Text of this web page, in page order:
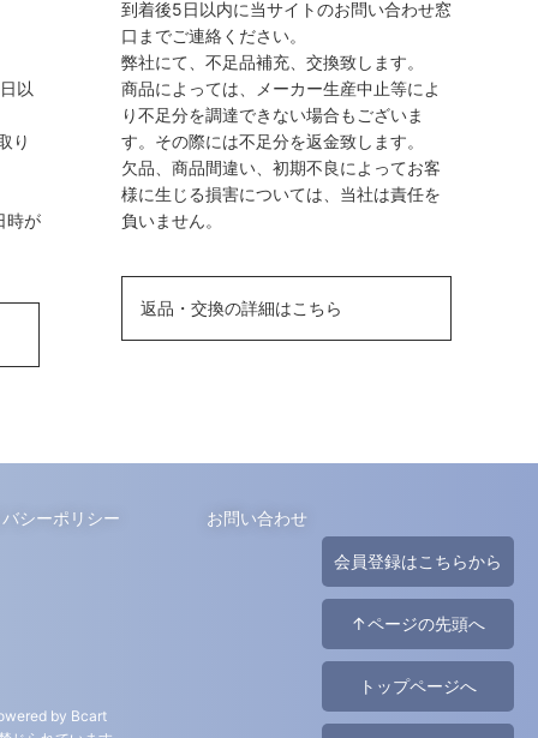
会員登録はこちらから
↑ページの先頭へ
トップページへ
以
り
時が
到着後5日以内に当サイトのお問い合わせ窓
口までご連絡ください。
弊社にて、不足品補充、交換致します。
商品によっては、メーカー生産中止等によ
り不足分を調達できない場合もございま
す。その際には不足分を返金致します。
欠品、商品間違い、初期不良によってお客
様に生じる損害については、当社は責任を
負いません。
返品・交換の詳細はこちら
シーポリシー お問い合わせ
by Bcart